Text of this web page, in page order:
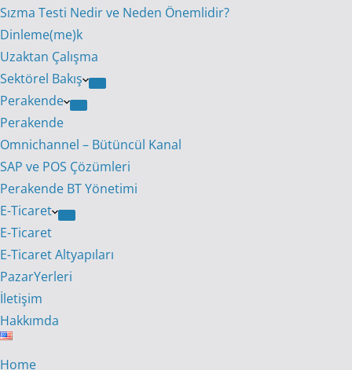
Sızma Testi Nedir ve Neden Önemlidir?
Dinleme(me)k
Uzaktan Çalışma
Sektörel Bakış
Perakende
Perakende
Omnichannel – Bütüncül Kanal
SAP ve POS Çözümleri
Perakende BT Yönetimi
E-Ticaret
E-Ticaret
E-Ticaret Altyapıları
PazarYerleri
İletişim
Hakkımda
Home